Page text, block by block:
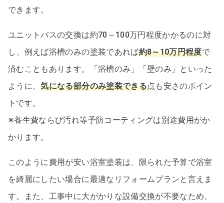
できます。
ユニットバスの交換は約70～100万円程度かかるのに対
し、例えば浴槽のみの塗装であれば約8～10万円程度で
済むこともあります。「浴槽のみ」「壁のみ」といった
ように、気になる部分のみ塗装できる点も安さのポイン
トです。
※養生費ならび汚れ等予防コーティングは別途費用がか
かります。
このように費用が安い浴室塗装は、限られた予算で浴室
を綺麗にしたい場合に最適なリフォームプランと言えま
す。また、工事中に大がかりな設備交換が不要なため、